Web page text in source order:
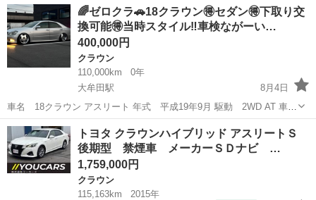
8.12）
（検10.3）
シート （検9.2）
🌈ゼロクラ🚗18クラウン🉐セダン🉐下取り交
換可能🉐当時スタイル‼️車検ながーい…
400,000円
クラウン
110,000km
0年
大牟田駅
8月4日
車名 18クラウン アスリート 年式 平成19年9月 駆動 2WD AT 車検
令和10年3月4日 走行 11万km 車両詳細 改造多数の18クラウン 2.5アス
リート プレミアムエディション 改造点 メンバー短縮+1.5...
福岡 大牟田市 大牟田駅 クラウン クラ
トヨタ クラウンハイブリッド アスリートＳ
後期型 禁煙車 メーカーＳＤナビ …
1,759,000円
クラウン
115,163km
2015年